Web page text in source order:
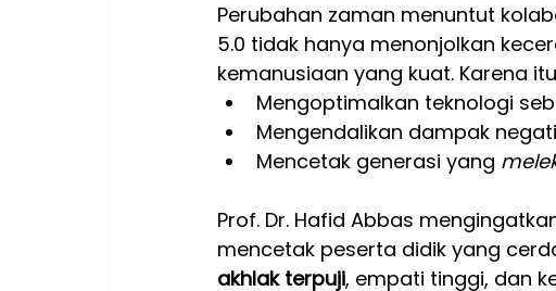
Perubahan zaman menuntut
5.0 tidak hanya menonjolkan
kemanusiaan yang kuat. Karena
Mengoptimalkan teknologi
Mengendalikan dampak
Mencetak generasi yang
Prof. Dr. Hafid Abbas
mencetak peserta didik yang
akhlak terpuji, empati tinggi, dan